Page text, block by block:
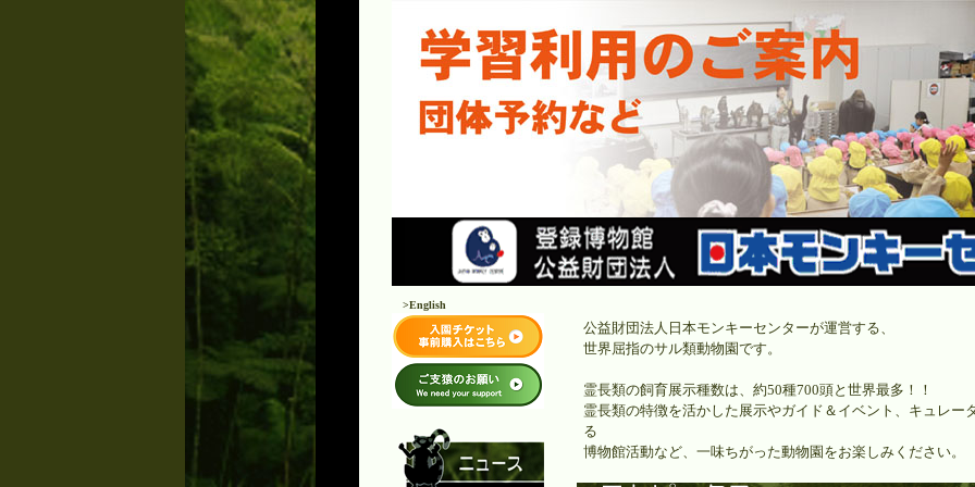
公益財団法人日本モンキーセンターが運営する、
世界屈指のサル類動物園です。
霊長類の飼育展示種数は、約50種700頭と世界最多！！
霊長類の特徴を活かした展示やガイド＆イベント、キュレー
る
博物館活動など、一味ちがった動物園をお楽しみください。
>English